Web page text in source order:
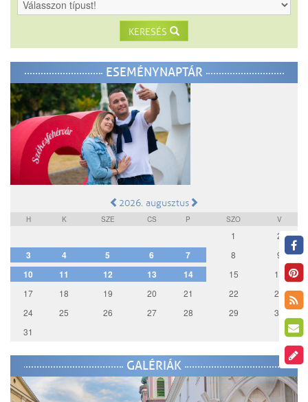
KERESÉS
ESEMÉNYNAPTÁR
2026. augusztus
H K SZE CS P SZO V
1 2
3 4 5 6 7 8 9
10 11 12 13 14 15
16
17
18 19 20 21 22
23
24
25 26 27 28 29
30
31
GALÉRIÁK